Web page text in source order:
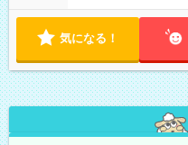
気になる！